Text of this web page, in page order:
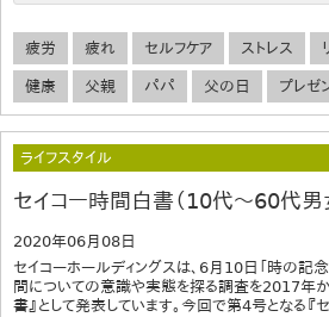
疲労 疲れ セルフケア ストレス
健康 父親 パパ 父の日 プレゼ
ライフスタイル
セイコー時間白書（10代～60代男
2020年06月08日
セイコーホールディングスは、6月10日「時の記
間についての意識や実態を探る調査を2017年か
書』として発表しています。今回で第4号となる『